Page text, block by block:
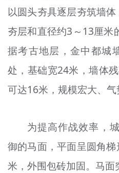
以圆头夯具逐层夯筑墙
夯层和直径约3～13厘米
据考古地层，金中都城
处，基础宽24米，墙体
可达16米，规模宏大、气
为提高作战效率，
御的马面，平面呈圆角
米，外围包砖加固。马